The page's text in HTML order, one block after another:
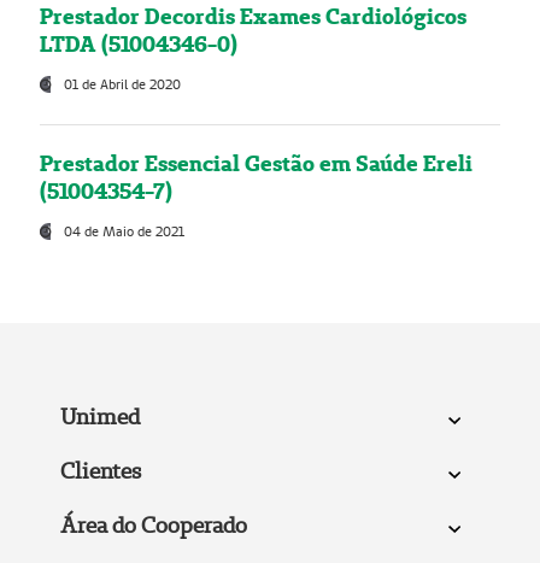
Prestador Decordis Exames Cardiológicos
LTDA (51004346-0)
01 de Abril de 2020
Prestador Essencial Gestão em Saúde Ereli
(51004354-7)
04 de Maio de 2021
Unimed
Clientes
Área do Cooperado